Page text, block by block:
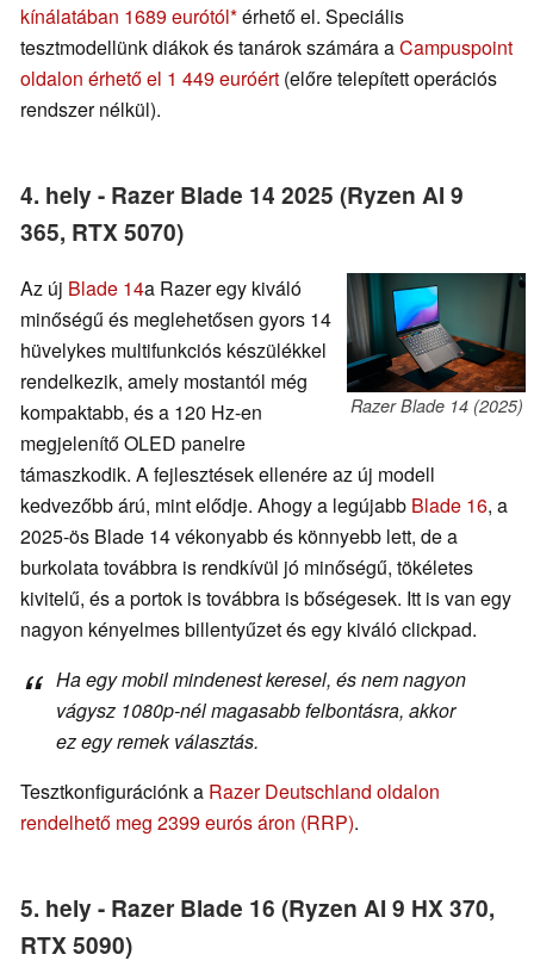
kínálatában 1689 eurótól érhető el. Speciális
tesztmodellünk diákok és tanárok számára aCampuspoint
oldalon érhető el 1 449 euróért (előre telepített operációs
rendszer nélkül).
4. hely - Razer Blade 14 2025 (Ryzen AI 9
365, RTX 5070)
Razer Blade 14 (2025)
Az új Blade 14a Razer egy kiváló
minőségű és meglehetősen gyors 14
hüvelykes multifunkciós készülékkel
rendelkezik, amely mostantól még
kompaktabb, és a 120 Hz-en
megjelenítő OLED panelre
támaszkodik. A fejlesztések ellenére az új modell
kedvezőbb árú, mint elődje. Ahogy a legújabb Blade 16, a
2025-ös Blade 14 vékonyabb és könnyebb lett, de a
burkolata továbbra is rendkívül jó minőségű, tökéletes
kivitelű, és a portok is továbbra is bőségesek. Itt is van egy
nagyon kényelmes billentyűzet és egy kiváló clickpad.
Ha egy mobil mindenest keresel, és nem nagyon
vágysz 1080p-nél magasabb felbontásra, akkor
ez egy remek választás.
Tesztkonfigurációnk a Razer Deutschland oldalon
rendelhető meg 2399 eurós áron (RRP).
5. hely - Razer Blade 16 (Ryzen AI 9 HX 370,
RTX 5090)